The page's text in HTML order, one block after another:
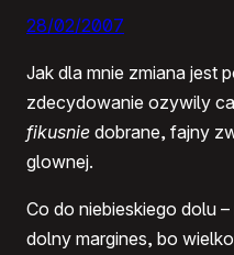
28/02/2007
Jak dla mnie zmiana jest
zdecydowanie ozywily
fikusnie dobrane, fajny
glownej.
Co do niebieskiego dolu
dolny margines, bo